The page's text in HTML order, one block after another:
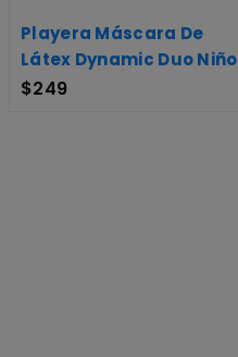
Playera Máscara De
Látex Dynamic Duo Niño
$249